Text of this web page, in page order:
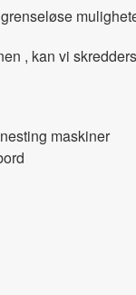
, kan vi
maskiner